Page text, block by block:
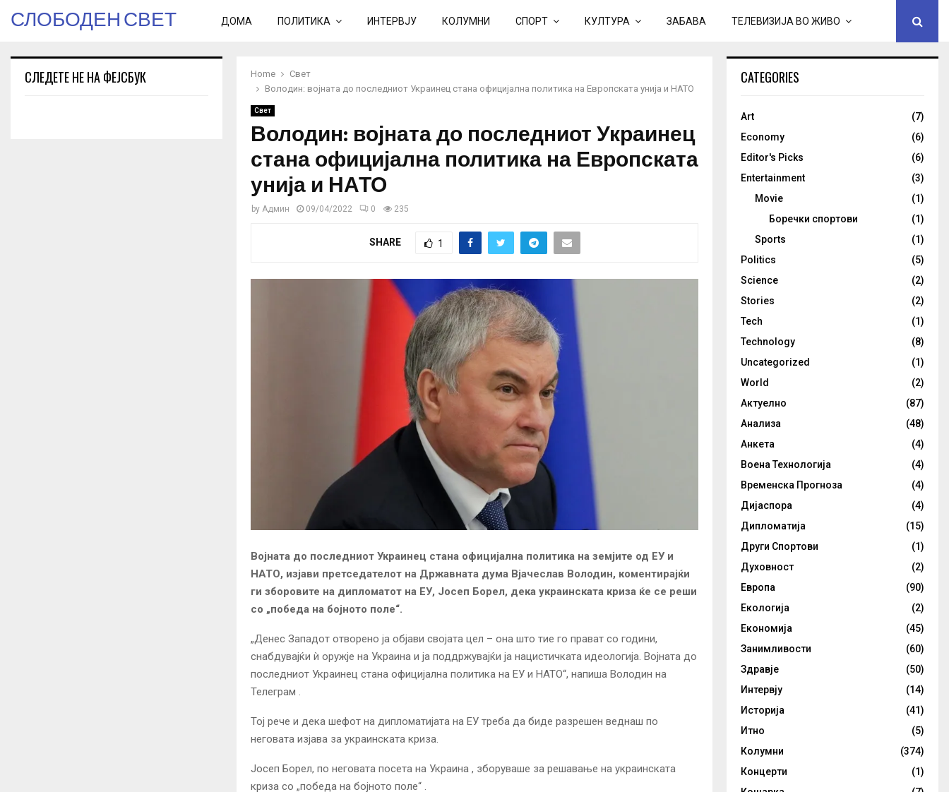
СЛОБОДЕН СВЕТ ДОМА ПОЛИТИКА ИНТЕРВЈУ КОЛУМНИ СПОРТ КУЛТУРА ЗАБАВА ТЕЛЕВИЗИЈА ВО ЖИВО
Home
Свет
Володин: војната до последниот Украинец стана официјална политика на Европската унија и НАТО
Свет
Володин: војната до последниот Украинец
стана официјална политика на Европската
унија и НАТО
by Админ 09/04/2022 0 235
SHARE 1
Војната до последниот Украинец стана официјална политика на земјите од ЕУ и
НАТО, изјави претседателот на Државната дума Вјачеслав Володин, коментирајќи
ги зборовите на дипломатот на ЕУ, Јосеп Борел, дека украинската криза ќе се реши
со „победа на бојното поле“.
„Денес Западот отворено ја објави својата цел – она ​​што тие го прават со години,
снабдувајќи ѝ оружје на Украина и ја поддржувајќи ја нацистичката идеологија. Војната до
последниот Украинец стана официјална политика на ЕУ и НАТО“, напиша Володин на
Телеграм .
Тој рече и дека шефот на дипломатијата на ЕУ треба да биде разрешен веднаш по
неговата изјава за украинската криза.
Јосеп Борел, по неговата посета на Украина , зборуваше за решавање на украинската
криза со „победа на бојното поле“ .
СЛЕДЕТЕ НЕ НА ФЕЈСБУК CATEGORIES
Art
(7)
Economy
(6)
Editor's Picks
(6)
Entertainment
(3)
Movie
(1)
Боречки спортови
(1)
Sports
(1)
Politics
(5)
Science
(2)
Stories
(2)
Tech
(1)
Technology
(8)
Uncategorized
(1)
World
(2)
Актуелно
(87)
Анализа
(48)
Анкета
(4)
Воена Технологија
(4)
Временска Прогноза
(4)
Дијаспора
(4)
Дипломатија
(15)
Други Спортови
(1)
Духовност
(2)
Европа
(90)
Екологија
(2)
Економија
(45)
Занимливости
(60)
Здравје
(50)
Интервју
(14)
Историја
(41)
Итно
(5)
Колумни
(374)
Концерти
(1)